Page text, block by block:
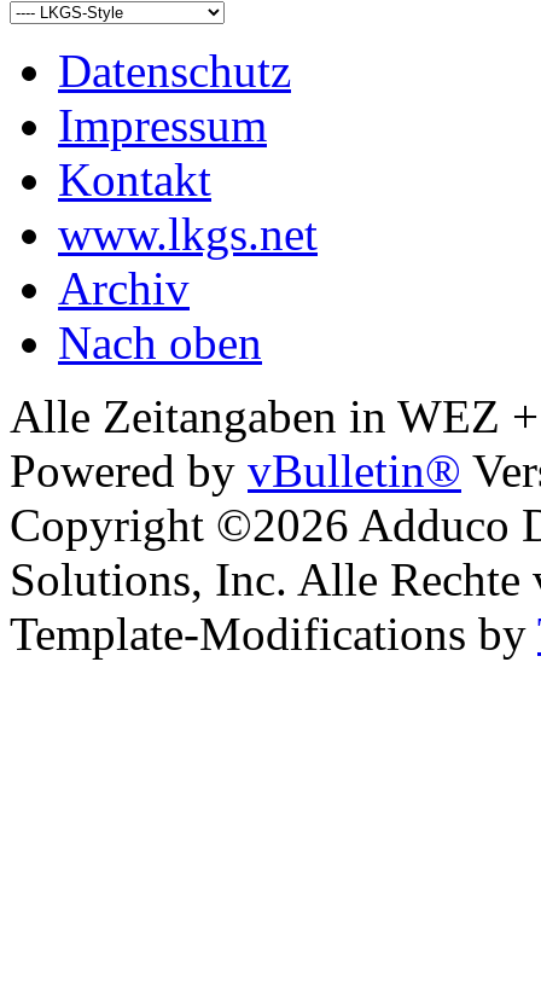
Datenschutz
Impressum
Kontakt
www.lkgs.net
Archiv
Nach oben
Alle Zeitangaben in WEZ
Powered by vBulletin®
Copyright ©2026 Adduco
Solutions, Inc. Alle Rechte
Template-Modifications by